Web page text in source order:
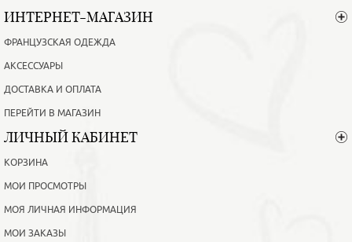
ИНТЕРНЕТ-МАГАЗИН
ФРАНЦУЗСКАЯ ОДЕЖДА
АКСЕССУАРЫ
ДОСТАВКА И ОПЛАТА
ПЕРЕЙТИ В МАГАЗИН
ЛИЧНЫЙ КАБИНЕТ
КОРЗИНА
МОИ ПРОСМОТРЫ
МОЯ ЛИЧНАЯ ИНФОРМАЦИЯ
МОИ ЗАКАЗЫ